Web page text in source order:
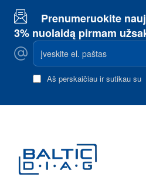
Prenumeruokite
3% nuolaidą pirmam
Įveskite
el.
paštas
Aš perskaičiau ir sutikau su